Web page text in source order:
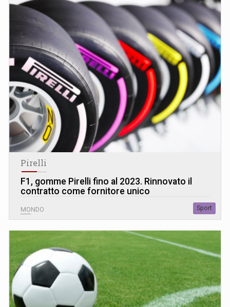
Pirelli
F1, gomme Pirelli fino al 2023. Rinnovato il
contratto come fornitore unico
MONDO Sport